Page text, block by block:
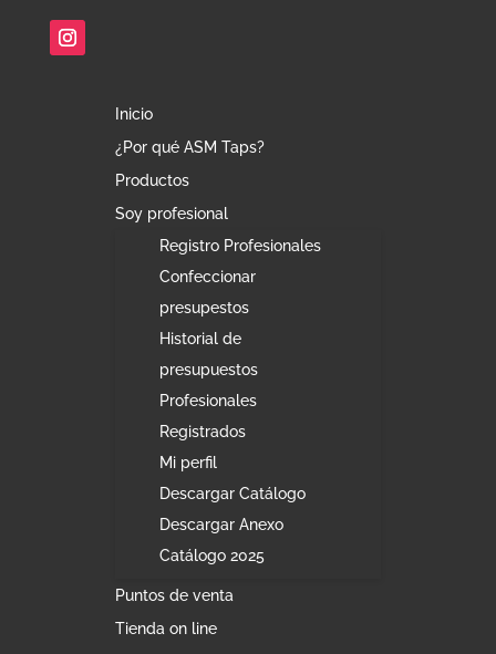
Inicio
¿Por qué ASM Taps?
Productos
Soy profesional
Registro Profesionales
Confeccionar
presupestos
Historial de
presupuestos
Profesionales
Registrados
Mi perfil
Descargar Catálogo
Descargar Anexo
Catálogo 2025
Puntos de venta
Tienda on line